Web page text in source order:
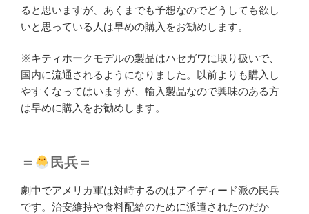
ると思いますが、あくまでも予想なのでどうしても欲し
いと思っている人は早めの購入をお勧めします。
※キティホークモデルの製品はハセガワに取り扱いで、
国内に流通されるようになりました。以前よりも購入し
やすくなってはいますが、輸入製品なので興味のある方
は早めに購入をお勧めします。
＝ 民兵＝
劇中でアメリカ軍は対峙するのはアイディード派の民兵
です。治安維持や食料配給のために派遣されたのだか